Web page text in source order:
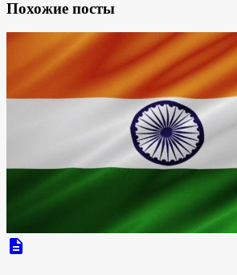
Похожие посты
description